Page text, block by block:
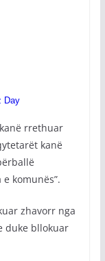
rrethuar
kanë
komunës”.
zhavorr nga
duke bllokuar